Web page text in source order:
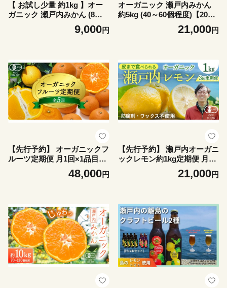
【 お試し少量 約1kg 】オー
ガニック 瀬戸内みかん (8～1
3個程度) 【2026年10月中旬
～1月発送】 少量 国産 有機J
果物 フルーツ ギフト 無添加
送料無料 産地直送 中原観光
農園 大崎上島
9,000円
オーガニック 瀬戸内みかん
約5kg (40～60個程度)【2026
年10月中旬～1月発送】 国産
有機JAS認証 小玉 小玉みか
添加 送料無料 産地直送 中原
観光農園 大崎上島
21,000円
【先行予約】 オーガニックフ
ルーツ定期便 月1回×1品目
（全5回） 12月中旬以降発送
有機JAS認証 果物 皮まで食
ーブル 食べ比べ 通販
48,000円
【先行予約】 瀬戸内オーガニ
ックレモン約1kg定期便 月1
回×3回 12月以降発送 有機JA
S認証 果物 皮まで使える 国
21,000円